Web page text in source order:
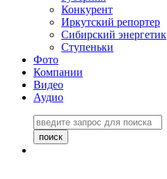
Конкурент
Иркутский репортер
Сибирский энергетик
Ступеньки
Фото
Компании
Видео
Аудио